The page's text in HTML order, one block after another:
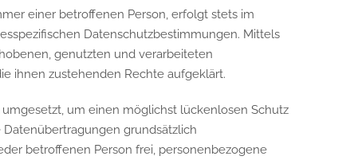
einer betroffenen Person, erfolgt stets im
Datenschutzbestimmungen. Mittels
genutzten und verarbeiteten
ihnen zustehenden Rechte aufgeklärt.
um einen möglichst lückenlosen Schutz
grundsätzlich
betroffenen Person frei, personenbezogene